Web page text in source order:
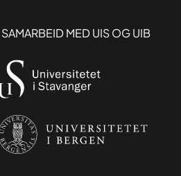
SAMARBEID MED UIS OG UIB